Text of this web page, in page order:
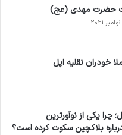
حضرت مهدی (عج)
خودران نقلیه اپل
چرا یکی از نوآورترین
بلاکچین سکوت کرده است؟